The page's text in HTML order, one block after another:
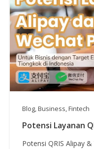
Blog,Business,Fintech
Potensi Layanan
Potensi QRIS Alipay